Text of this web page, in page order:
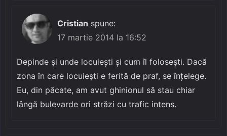
Cristian spune:
17 martie 2014 la 16:52
Depinde și unde locuiești și cum îl folosești. Dacă
zona în care locuiești e ferită de praf, se înțelege.
Eu, din păcate, am avut ghinionul să stau chiar
lângă bulevarde ori străzi cu trafic intens.